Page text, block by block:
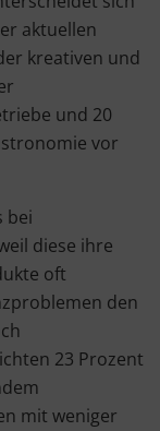
aktuellen
kreativen und
und 20
vor
bei
diese ihre
oft
den
23 Prozent
mit weniger